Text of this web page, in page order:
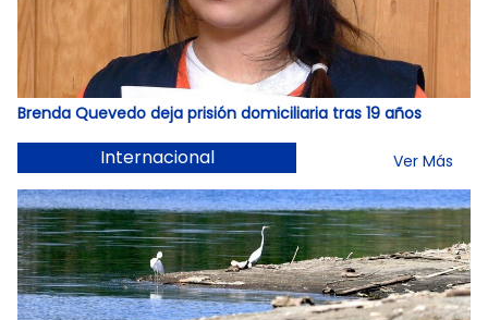
Brenda Quevedo deja prisión domiciliaria tras 19 años
Internacional Ver Más